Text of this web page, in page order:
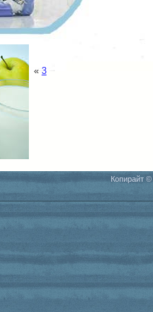
« 3
Копирайт